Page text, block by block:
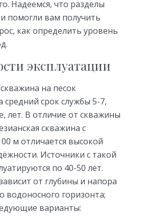
Надеемся, что разделы
помогли вам получить
как определить уровень
эксплуатации
на песок
средний срок службы 5-7,
лет. В отличие от скважины
скважина с
м отличается высокой
Источники с такой
по 40-50 лет.
от глубины и напора
водоносного горизонта;
варианты: